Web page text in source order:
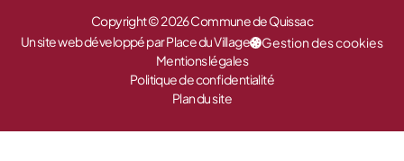
Copyright © 2026 Commune de Quissac
Un site web développé par Place du Village
Gestion des cookies
Mentions légales
Politique de confidentialité
Plan du site